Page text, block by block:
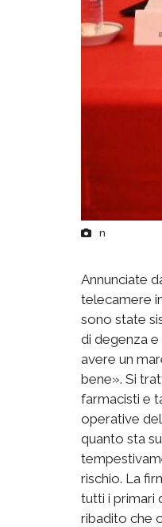
n
Annunciate
telecamere
sono state
di degenza
avere un
bene». Si
farmacisti e
operative
quanto sta
rischio. La
tutti i primari
ribadito che